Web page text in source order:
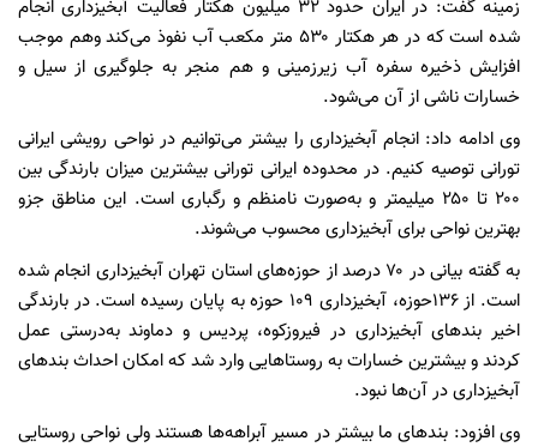
زمینه گفت: در ایران حدود ۳۲ میلیون هکتار فعالیت آبخیزداری انجام
شده است که در هر هکتار ۵۳۰ متر مکعب آب نفوذ می‌کند وهم موجب
افزایش ذخیره‌ سفره آب زیرزمینی و هم منجر به جلوگیری از سیل و
خسارات ناشی از آن می‌شود.
وی ادامه داد: انجام آبخیزداری را بیشتر می‌توانیم در نواحی رویشی ایرانی
تورانی توصیه کنیم. در محدوده ایرانی تورانی بیشترین میزان بارندگی بین
۲۰۰ تا ۲۵۰ میلیمتر و به‌صورت نامنظم و رگباری است. این مناطق جزو
بهترین نواحی برای آبخیزداری محسوب می‌شوند.
به گفته بیانی در ۷۰ درصد از حوزه‌های استان تهران آبخیزداری انجام شده
است. از ۱۳۶حوزه، آبخیزداری ۱۰۹ حوزه به پایان رسیده است. در بارندگی
اخیر بندهای آبخیزداری در فیروزکوه، پردیس و دماوند به‌درستی عمل
کردند و بیشترین خسارات به روستاهایی وارد شد که امکان احداث بندهای
آبخیزداری در آن‌ها نبود.
وی افزود: بندهای ما بیشتر در مسیر آبراهه‌ها هستند ولی نواحی روستایی